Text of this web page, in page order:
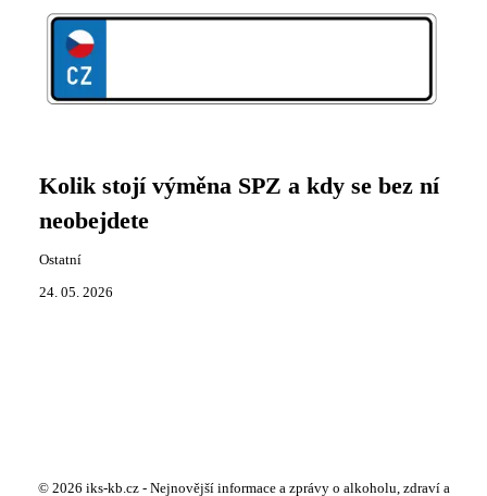
Kolik stojí výměna SPZ a kdy se bez ní
neobejdete
Ostatní
24. 05. 2026
© 2026 iks-kb.cz - Nejnovější informace a zprávy o alkoholu, zdraví a